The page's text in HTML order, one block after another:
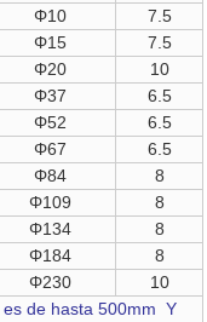
Φ10
7.5
Φ15
7.5
Φ20
10
Φ37
6.5
Φ52
6.5
Φ67
6.5
Φ84
8
Φ109
8
Φ134
8
Φ184
8
Φ230
10
es de hasta 500mm Y